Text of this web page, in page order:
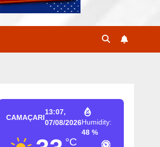
CAMAÇARI
13:07,
07/08/2026
°C
Humidity:
48 %